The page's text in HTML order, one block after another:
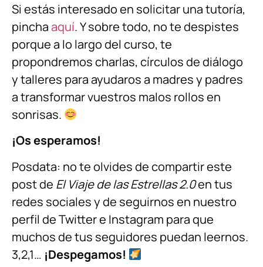
Si estás interesado en solicitar una tutoría,
pinchaaquí. Y sobre todo, no te despistes
porque a lo largo del curso, te
propondremos charlas, círculos de diálogo
y talleres para ayudaros a madres y padres
a transformar vuestros malos rollos en
sonrisas.
¡Os esperamos!
Posdata: no te olvides de compartir este
post de El Viaje de las Estrellas 2.0en tus
redes sociales y de seguirnos en nuestro
perfil de Twitter e Instagram para que
muchos de tus seguidores puedan leernos.
3,2,1… ¡Despegamos!